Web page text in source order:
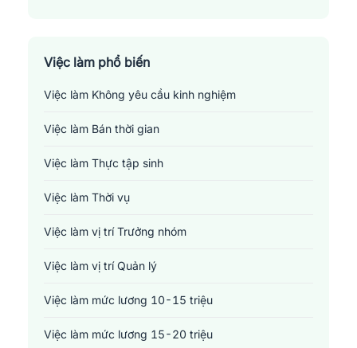
Tài chính - Đầu tư - Chứng khoán
Xây dựng
Y tế - Chăm sóc sức khỏe
Việc làm phổ biến
Việc làm Không yêu cầu kinh nghiệm
Việc làm Bán thời gian
Việc làm Thực tập sinh
Việc làm Thời vụ
Việc làm vị trí Trưởng nhóm
Việc làm vị trí Quản lý
Việc làm mức lương 10-15 triệu
Việc làm mức lương 15-20 triệu